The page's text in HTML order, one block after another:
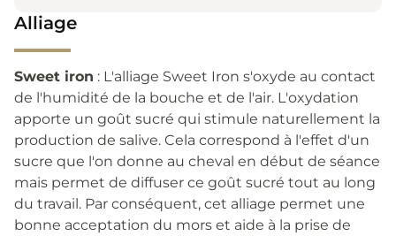
Alliage
Sweet iron : L'alliage Sweet Iron s'oxyde au contact
de l'humidité de la bouche et de l'air. L'oxydation
apporte un goût sucré qui stimule naturellement la
production de salive. Cela correspond à l'effet d'un
sucre que l'on donne au cheval en début de séance
mais permet de diffuser ce goût sucré tout au long
du travail. Par conséquent, cet alliage permet une
bonne acceptation du mors et aide à la prise de